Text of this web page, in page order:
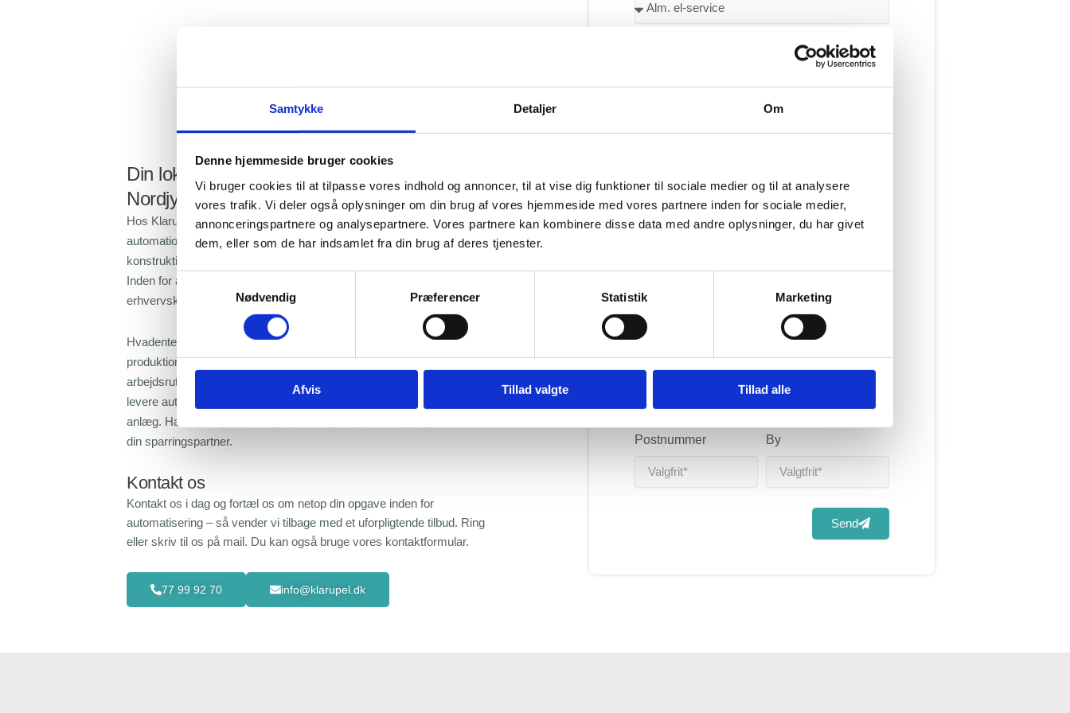
Samtykke Detaljer Om
Denne hjemmeside bruger cookies
Vi bruger cookies til at tilpasse vores indhold og annoncer, til at vise dig funktioner til sociale medier og til at analysere
vores trafik. Vi deler også oplysninger om din brug af vores hjemmeside med vores partnere inden for sociale medier,
annonceringspartnere og analysepartnere. Vores partnere kan kombinere disse data med andre oplysninger, du har givet
dem, eller som de har indsamlet fra din brug af deres tjenester.
Samtykkevalg
Nødvendig
Præferencer Statistik Marketing
Afvis Tillad valgte Tillad alle
Din lokale elektriker til automation i
Nordjylland
Hos Klarup El-Service er vi eksperter i skræddersyede
automationsløsninger, og vi har stor erfaring med programmering,
konstruktion af automatiske anlæg og styringer til mange brancher.
Inden for automatisering henvender vi os både til private og
erhvervskunder.
Hvadenten du ønsker at bruge os til at optimere
produktionsprocesser, synliggøre driftsstop eller til at automatisere
arbejdsrutiner og manuelt arbejde, så kan vi hjælpe. Vi kan både
levere automatiseringsanlæg og optimere eller ombygge eksisterende
anlæg. Har du brug for råd og vejledning, fungerer vi også gerne som
din sparringspartner.
Kontakt os
Kontakt os i dag og fortæl os om netop din opgave inden for
automatisering – så vender vi tilbage med et uforpligtende tilbud. Ring
eller skriv til os på mail. Du kan også bruge vores kontaktformular.
77 99 92 70 info@klarupel.dk
Navn
Telefon Email
Postnummer By
Send